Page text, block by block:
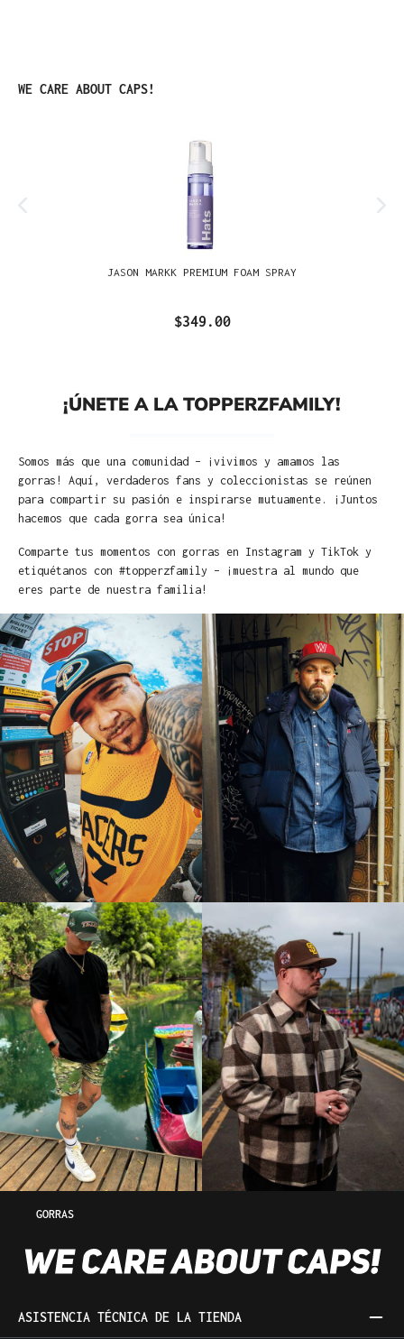
Omitir la galería de productos
WE CARE ABOUT CAPS!
JASON MARKK PREMIUM FOAM SPRAY
$349.00
¡ÚNETE A LA TOPPERZFAMILY!
Somos más que una comunidad – ¡vivimos y amamos las
gorras! Aquí, verdaderos fans y coleccionistas se reúnen
para compartir su pasión e inspirarse mutuamente. ¡Juntos
hacemos que cada gorra sea única!
Comparte tus momentos con gorras en Instagram y TikTok y
etiquétanos con #topperzfamily – ¡muestra al mundo que
eres parte de nuestra familia!
GORRAS
ASISTENCIA TÉCNICA DE LA TIENDA